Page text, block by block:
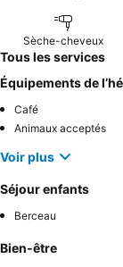
Sèche-cheveux
Tous les services
Équipements de
Café
Animaux acceptés
Voir plus
Séjour enfants
Berceau
Bien-être